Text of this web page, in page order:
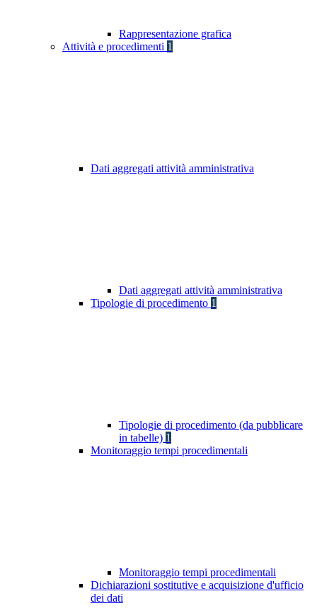
Rappresentazione grafica
Attività e procedimenti 1
Dati aggregati attività amministrativa
Dati aggregati attività amministrativa
Tipologie di procedimento 1
Tipologie di procedimento (da pubblicare
in tabelle) 1
Monitoraggio tempi procedimentali
Monitoraggio tempi procedimentali
Dichiarazioni sostitutive e acquisizione d'ufficio
dei dati